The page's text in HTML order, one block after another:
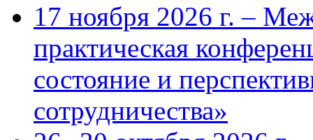
17 ноября 2026 г. –
практическая
состояние и
сотрудничества»